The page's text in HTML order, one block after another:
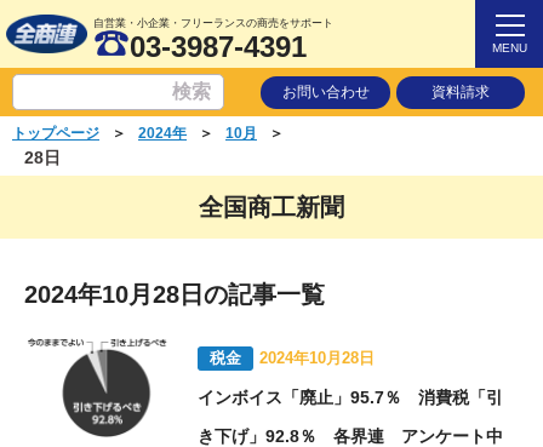
自営業・小企業・フリーランスの商売をサポート
03-3987-4391 MENU
お問い合わせ 資料請求
トップページ ＞ 2024年 ＞ 10月 ＞
28日
全国商工新聞
2024年10月28日の記事一覧
税金 2024年10月28日
インボイス「廃止」95.7％ 消費税「引
き下げ」92.8％ 各界連 アンケート中